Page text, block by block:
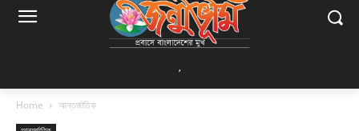
Home আন্তর্জাতিক